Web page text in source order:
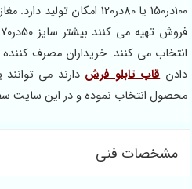
100در150 یا 80در120 امکان
انتخاب می کنند. خریداران مصرف کننده
دادنقاب تابلو فرش دارند می
محصول انتخاب نموده و در این سایت
مشخصات فنی